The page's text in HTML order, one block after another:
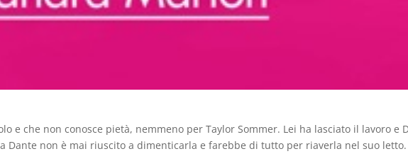
e che non conosce pietà, nemmeno per Taylor Sommer. Lei ha lasciato il lavoro e
non è mai riuscito a dimenticarla e farebbe di tutto per riaverla nel suo letto.